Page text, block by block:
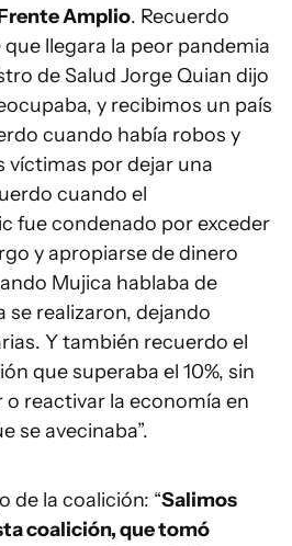
Amplio. Recuerdo
llegara la peor pandemia
de Salud Jorge Quian dijo
y recibimos un país
cuando había robos y
víctimas por dejar una
cuando el
fue condenado por exceder
y apropiarse de dinero
Mujica hablaba de
realizaron, dejando
Y también recuerdo el
que superaba el 10%, sin
reactivar la economía en
se avecinaba”.
de la coalición: “Salimos
coalición, que tomó